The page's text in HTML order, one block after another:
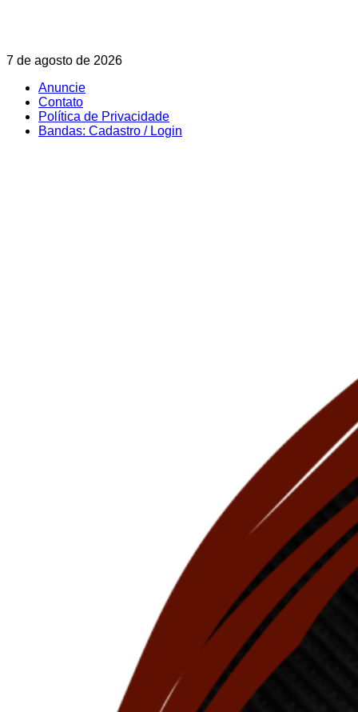
Skip
content
7 de agosto de 2026
Anuncie
Contato
Política de Privacidade
Bandas: Cadastro / Login